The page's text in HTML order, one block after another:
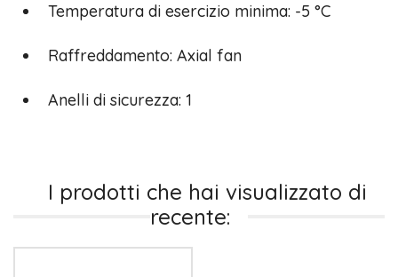
Temperatura di esercizio minima: -5 °C
Raffreddamento: Axial fan
Anelli di sicurezza: 1
I prodotti che hai visualizzato di
recente: